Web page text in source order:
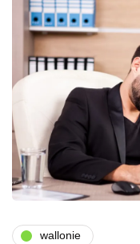
wallonie